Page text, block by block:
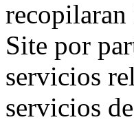
Site por
servicios
servicios